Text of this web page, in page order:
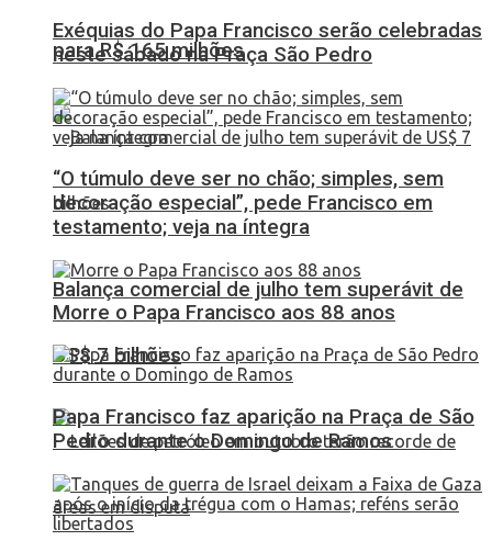
para R$ 165 milhões
Balança comercial de julho tem superávit de
US$ 7 bilhões
Exéquias do Papa Francisco serão celebradas
neste sábado na Praça São Pedro
“O túmulo deve ser no chão; simples, sem
decoração especial”, pede Francisco em
testamento; veja na íntegra
Morre o Papa Francisco aos 88 anos
Papa Francisco faz aparição na Praça de São
Pedro durante o Domingo de Ramos